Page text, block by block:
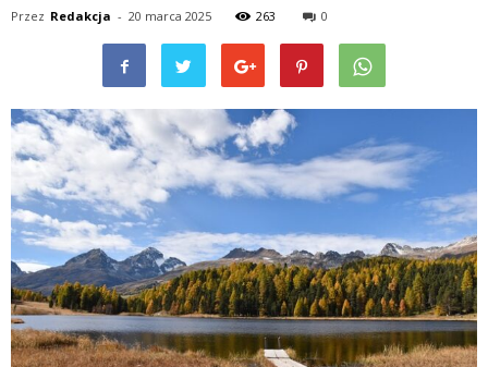
Przez Redakcja - 20 marca 2025 263 0